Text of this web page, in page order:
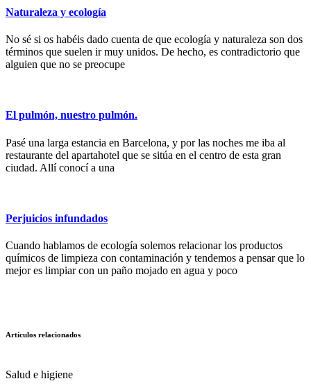
Naturaleza y ecología
No sé si os habéis dado cuenta de que ecología y naturaleza son dos
términos que suelen ir muy unidos. De hecho, es contradictorio que
alguien que no se preocupe
El pulmón, nuestro pulmón.
Pasé una larga estancia en Barcelona, y por las noches me iba al
restaurante del apartahotel que se sitúa en el centro de esta gran
ciudad. Allí conocí a una
Perjuicios infundados
Cuando hablamos de ecología solemos relacionar los productos
químicos de limpieza con contaminación y tendemos a pensar que lo
mejor es limpiar con un paño mojado en agua y poco
Artículos relacionados
Salud e higiene